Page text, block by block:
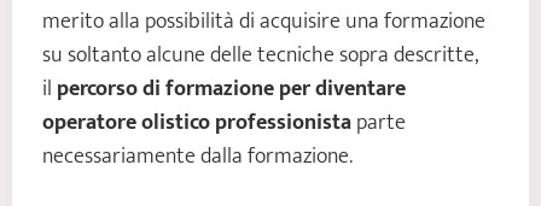
merito alla possibilità di acquisire una formazione
su soltanto alcune delle tecniche sopra descritte,
il percorso di formazione per diventare
operatore olistico professionistaparte
necessariamente dalla formazione.